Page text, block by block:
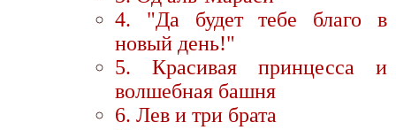
4. "Да будет тебе благо в
новый день!"
5. Красивая принцесса и
волшебная башня
6. Лев и три брата